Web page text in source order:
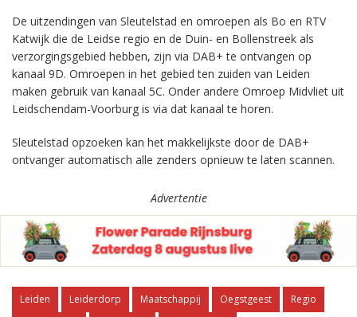
De uitzendingen van Sleutelstad en omroepen als Bo en RTV
Katwijk die de Leidse regio en de Duin- en Bollenstreek als
verzorgingsgebied hebben, zijn via DAB+ te ontvangen op
kanaal 9D. Omroepen in het gebied ten zuiden van Leiden
maken gebruik van kanaal 5C. Onder andere Omroep Midvliet uit
Leidschendam-Voorburg is via dat kanaal te horen.
Sleutelstad opzoeken kan het makkelijkste door de DAB+
ontvanger automatisch alle zenders opnieuw te laten scannen.
Advertentie
Leiden Leiderdorp Maatschappij Oegstgeest
Regio